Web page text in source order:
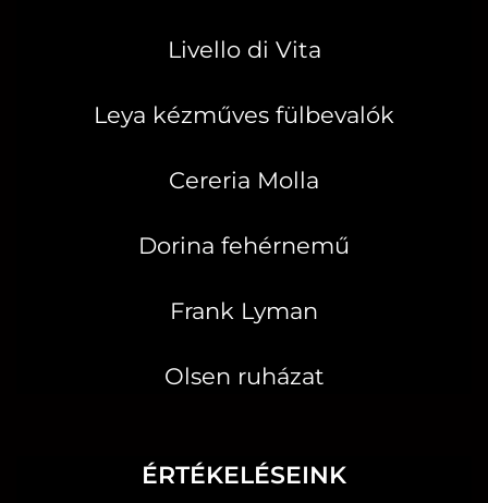
Livello di Vita
Leya kézműves fülbevalók
Cereria Molla
Dorina fehérnemű
Frank Lyman
Olsen ruházat
ÉRTÉKELÉSEINK